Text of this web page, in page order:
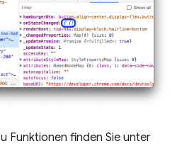
Funktionen finden Sie unter